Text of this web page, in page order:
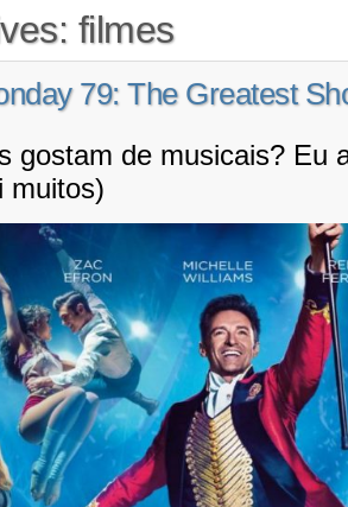
filmes
79: The Greatest
gostam de musicais? Eu
muitos)